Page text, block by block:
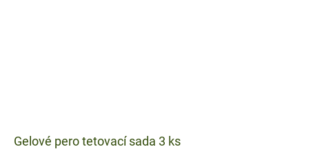
Gelové pero tetovací sada 3 ks